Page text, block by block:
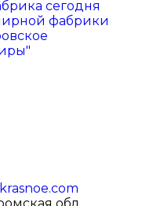
сегодня
фабрики